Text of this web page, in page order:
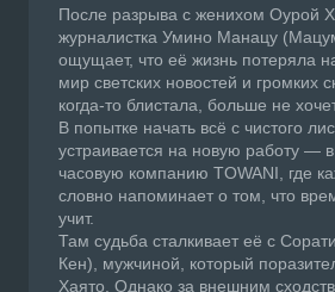
После разрыва с женихом Оурой
журналистка Умино Манацу
ощущает, что её жизнь потеряла
мир светских новостей и громких
когда-то блистала, больше не
В попытке начать всё с чистого
устраивается на новую работу —
часовую компанию TOWANI, где
словно напоминает о том, что
учит.
Там судьба сталкивает её с
Кен), мужчиной, который
Хаято. Однако за внешним